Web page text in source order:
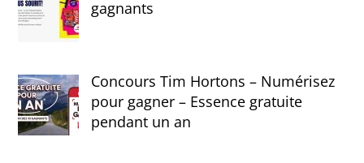
gagnants
Concours Tim Hortons – Numérisez
pour gagner – Essence gratuite
pendant un an